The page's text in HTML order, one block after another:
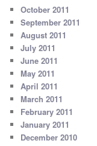
October 2011
September 2011
August 2011
July 2011
June 2011
May 2011
April 2011
March 2011
February 2011
January 2011
December 2010